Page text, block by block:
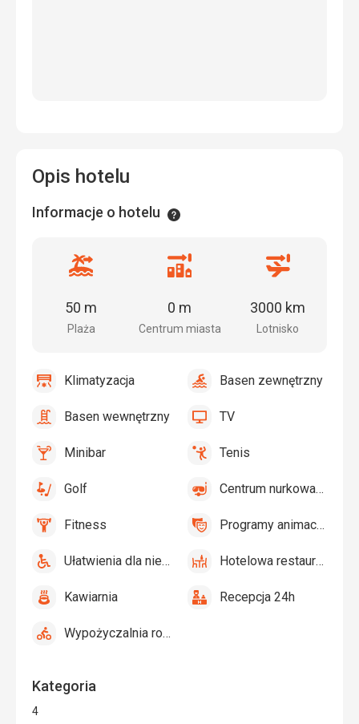
Kategoria
4
Opis hotelu
Informacje o hotelu Informacje
Odległość
plaży
Plaża
50 m
Odległość
centrum
Centrum miasta
0 m
Odległość
lotniska
Lotnisko
3000 km
Klimatyzacja
Klimatyzacja
tak
BasenBasen zewnętrzny
tak
BasenBasen wewnętrzny
tak TV TV
tak
Minibar,Minibar
tak TenisTenis
tak
Golf Golf
tak
Centrum
Centrum nurkowania
tak
FitnessFitness
tak
Programy
Programy animacyjne
tak
Ułatwienia
niepełnosprawnych
Ułatwienia dla niepełnosprawnych
tak
Hotelowa
Hotelowa restauracja
tak
KawiarniaKawiarnia
tak
RecepcjaRecepcja 24h
tak
Wypożyczalnia
Wypożyczalnia rowerów
tak